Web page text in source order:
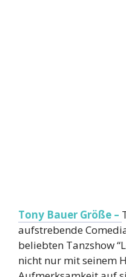
Tony Bauer Größe –
aufstrebende
beliebten Tanzshow
nicht nur mit seinem